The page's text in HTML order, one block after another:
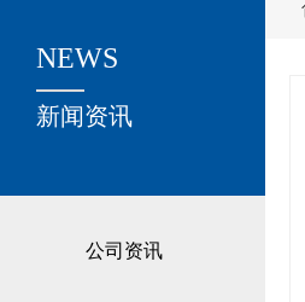
公司资讯
关于我们
新闻资讯
NEWS